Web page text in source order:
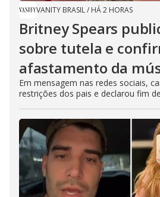
VANITY BRASIL/ HÁ 2 HORAS
Britney Spears
sobre tutela e
afastamento da
Em mensagem nas redes sociais,
restrições dos pais e declarou fim